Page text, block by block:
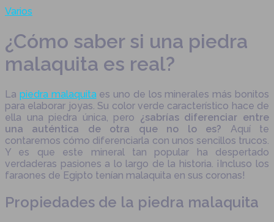
Varios
¿Cómo saber si una piedra
malaquita es real?
La piedra malaquitaes uno de los minerales más bonitos
para elaborar joyas. Su color verde característico hace de
ella una piedra única, pero ¿sabrías diferenciar entre
una auténtica de otra que no lo es? Aquí te
contaremos cómo diferenciarla con unos sencillos trucos.
Y es que este mineral tan popular ha despertado
verdaderas pasiones a lo largo de la historia. ¡Incluso los
faraones de Egipto tenían malaquita en sus coronas!
Propiedades de la piedra malaquita